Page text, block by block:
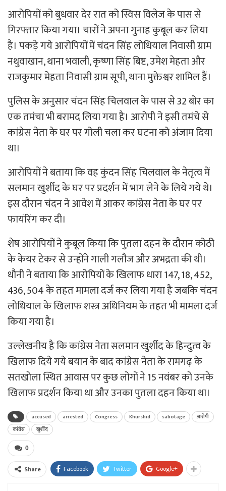
आरोपियों को बुधवार देर रात को स्विस विलेज के पास से
गिरफ्तार किया गया। चारों ने अपना गुनाह कुबूल कर लिया
है। पकड़े गये आरोपियों में चंदन सिंह लोधियाल निवासी ग्राम
नथुवाखान, थाना भवाली, कृष्णा सिंह बिष्ट, उमेश मेहता और
राजकुमार मेहता निवासी ग्राम सूपी, थाना मुक्तेश्वर शामिल हैं।
पुलिस के अनुसार चंदन सिंह चिलवाल के पास से 32 बोर का
एक तमंचा भी बरामद लिया गया है। आरोपी ने इसी तमंचे से
कांग्रेस नेता के घर पर गोली चला कर घटना को अंजाम दिया
था।
आरोपियों ने बताया कि वह कुंदन सिंह चिलवाल के नेतृत्व में
सलमान खुर्शीद के घर पर प्रदर्शन में भाग लेने के लिये गये थे।
इस दौरान चंदन ने आवेश में आकर कांग्रेस नेता के घर पर
फायंरिंग कर दी।
शेष आरोपियों ने कुबूल किया कि पुतला दहन के दौरान कोठी
के केयर टेकर से उन्होंने गाली गलौज और अभद्रता की थी।
धौनी ने बताया कि आरोपियों के खिलाफ धारा 147, 18, 452,
436, 504 के तहत मामला दर्ज कर लिया गया है जबकि चंदन
लोधियाल के खिलाफ शस्त्र अधिनियम के तहत भी मामला दर्ज
किया गया है।
उल्लेखनीय है कि कांग्रेस नेता सलमान खुर्शीद के हिन्दुत्व के
खिलाफ दिये गये बयान के बाद कांग्रेस नेता के रामगढ़ के
सतखोला स्थित आवास पर कुछ लोगों ने 15 नवंबर को उनके
खिलाफ प्रदर्शन किया था और उनका पुतला दहन किया था।
accused arrested Congress Khurshid sabotage
आरोपी
कांग्रेस
खुर्शीद
0
Share Facebook Twitter Google+